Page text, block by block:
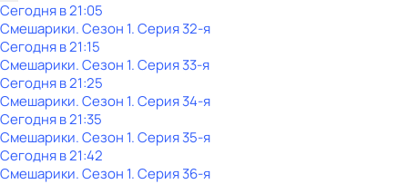
Сегодня в 21:05
Смешарики. Сезон 1. Серия 32-я
Сегодня в 21:15
Смешарики. Сезон 1. Серия 33-я
Сегодня в 21:25
Смешарики. Сезон 1. Серия 34-я
Сегодня в 21:35
Смешарики. Сезон 1. Серия 35-я
Сегодня в 21:42
Смешарики. Сезон 1. Серия 36-я